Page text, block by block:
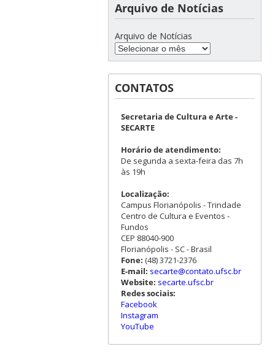
Arquivo de Notícias
Arquivo de Notícias
CONTATOS
Secretaria de Cultura e Arte -
SECARTE
Horário de atendimento:
De segunda a sexta-feira das 7h
às 19h
Localização:
Campus Florianópolis - Trindade
Centro de Cultura e Eventos -
Fundos
CEP 88040-900
Florianópolis - SC - Brasil
Fone: (48) 3721-2376
E-mail: secarte@contato.ufsc.br
Website: secarte.ufsc.br
Redes sociais:
Facebook
Instagram
YouTube